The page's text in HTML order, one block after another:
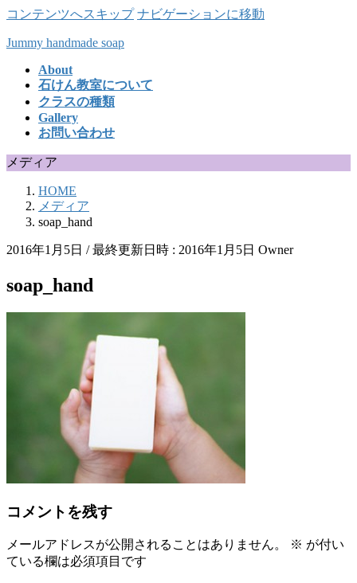
コンテンツへスキップ ナビゲーションに移動
Jummy handmade soap
About
石けん教室について
クラスの種類
Gallery
お問い合わせ
メディア
HOME
メディア
soap_hand
2016年1月5日 / 最終更新日時 : 2016年1月5日 Owner
soap_hand
コメントを残す
メールアドレスが公開されることはありません。 ※ が付い
ている欄は必須項目です